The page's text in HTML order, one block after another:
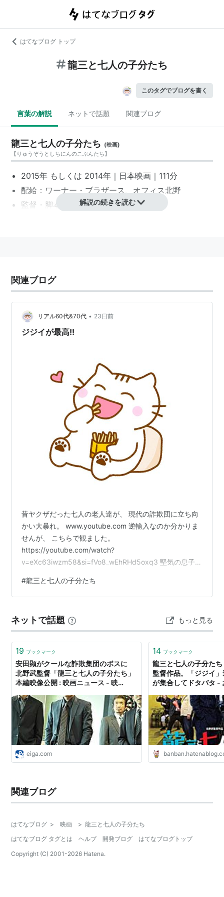
はてなブログ トップ
龍三と七人の子分たち
このタグでブログを書く
言葉の解説 ネットで話題 関連ブログ
龍三と七人の子分たち (映画)
【 りゅうぞうとしちにんのこぶんたち】
2015年 もしくは 2014年｜ 日本映画 ｜111分
配給： ワーナー・ブラザース 、 オフィス北野
監督・脚本：
北野武
解説の続きを読む
関連ブログ
リアル60代&70代 • 23日前
ジジイが最高!!
昔ヤクザだった七人の老人達が、 現代の詐欺団に立ち向
かい大暴れ。 www.youtube.com 逆輸入なのか分かりま
せんが、 こちらで観ました。
https://youtube.com/watch?
v=eXc63iwzm58&si=fVo8_wEhRHd5oxq3 堅気の息子
ます🤣 藤竜也、近藤正臣、中尾彬、ビートたけし等、 大
物俳優ズラリの迫力はさすがです。 古き良き時代と言っ
ます。 にほんブログ村 シニアライフランキング
#龍三と七人の子分たち
ネットで話題 もっと見る
19 ブックマーク
安田顕がクールな詐欺集団のボスに
北野武監督「龍三と七人の子分たち」
本編映像公開 : 映画ニュース - 映
eiga.com
14 ブックマーク
龍三と七人の子分た
監督作品。「ジジイ
が集合してドタバタ -
関連ブログ
はてなブログ > 映画 > 龍三と七人の子分たち
はてなブログ タグとは
ヘルプ 開発ブログ
はてなブログトップ
Copyright (C) 2001-2026 Hatena.